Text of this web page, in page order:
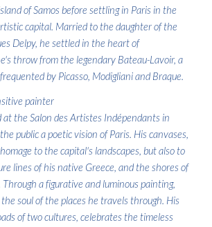
of Samos before settling in Paris in the
capital. Married to the daughter of the
Delpy, he settled in the heart of
throw from the legendary Bateau-Lavoir, a
by Picasso, Modigliani and Braque.
painter
at the Salon des Artistes Indépendants in
public a poetic vision of Paris. His canvases,
to the capital's landscapes, but also to
lines of his native Greece, and the shores of
a figurative and luminous painting,
soul of the places he travels through. His
of two cultures, celebrates the timeless